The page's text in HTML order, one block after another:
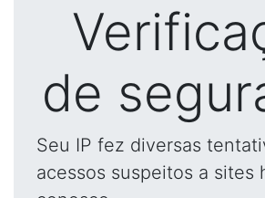
de
Seu IP fez diversas
acessos suspeitos a sites